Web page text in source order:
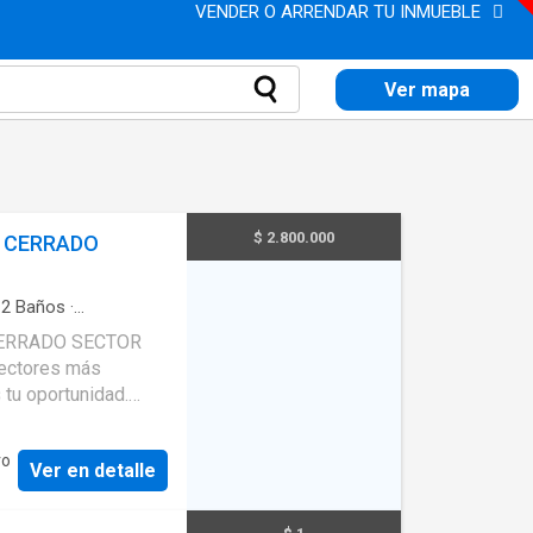
VENDER O ARRENDAR TU INMUEBLE
Ver mapa
2 Baños ·
·Seguridad
SECTOR
oportunidad.
2Ver en detalle
$ 2.800.000